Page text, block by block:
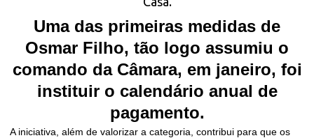
Uma das primeiras medidas de
Osmar Filho, tão logo assumiu o
comando da Câmara, em janeiro, foi
instituir o calendário anual de
pagamento.
A iniciativa, além de valorizar a categoria, contribui para que os